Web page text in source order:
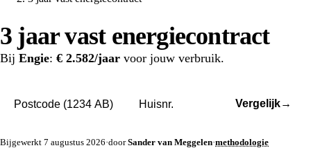
3 jaar vast energiecontract
Bij Engie: € 2.582/jaar voor jouw verbruik.
Vergelijk→
Bijgewerkt 7 augustus 2026·doorSander van Meggelen·methodologie